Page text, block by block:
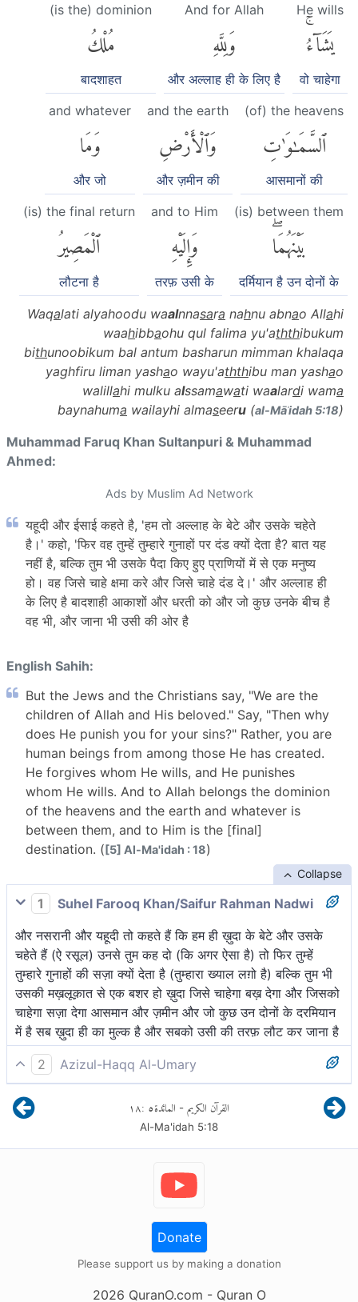
He wills
يَشَآءُۚ
वो चाहेगा
And for Allah
وَلِلَّهِ
और अल्लाह ही के लिए है
(is the) dominion
مُلْكُ
बादशाहत
(of) the heavens
ٱلسَّمَٰوَٰتِ
आसमानों की
and the earth
وَٱلْأَرْضِ
और ज़मीन की
and whatever
وَمَا
और जो
(is) between them
بَيْنَهُمَاۖ
दर्मियान है उन दोनों के
and to Him
وَإِلَيْهِ
तरफ़ उसी के
(is) the final return
ٱلْمَصِيرُ
लौटना है
Waqalati alyahoodu waalnnasara nahnu abnao Allahi
waahibbaohu qul falima yu'aththibukum
bithunoobikum bal antum basharun mimman khalaqa
yaghfiru liman yashao wayu'aththibu man yashao
walillahi mulku alssamawati waalardi wama
baynahuma wailayhi almaseeru (al-Māʾidah 5:18)
Muhammad Faruq Khan Sultanpuri & Muhammad
Ahmed:
Ads by Muslim Ad Network
यहूदी और ईसाई कहते है, 'हम तो अल्लाह के बेटे और उसके चहेते
है।' कहो, 'फिर वह तुम्हें तुम्हारे गुनाहों पर दंड क्यों देता है? बात यह
नहीं है, बल्कि तुम भी उसके पैदा किए हुए प्राणियों में से एक मनुष्य
हो। वह जिसे चाहे क्षमा करे और जिसे चाहे दंड दे।' और अल्लाह ही
के लिए है बादशाही आकाशों और धरती को और जो कुछ उनके बीच है
वह भी, और जाना भी उसी की ओर है
English Sahih:
But the Jews and the Christians say, "We are the
children of Allah and His beloved." Say, "Then why
does He punish you for your sins?" Rather, you are
human beings from among those He has created.
He forgives whom He wills, and He punishes
whom He wills. And to Allah belongs the dominion
of the heavens and the earth and whatever is
between them, and to Him is the [final]
destination. ([5] Al-Ma'idah : 18)
Collapse
1
Suhel Farooq Khan/Saifur Rahman Nadwi
और नसरानी और यहूदी तो कहते हैं कि हम ही ख़ुदा के बेटे और उसके
चहेते हैं (ऐ रसूल) उनसे तुम कह दो (कि अगर ऐसा है) तो फिर तुम्हें
तुम्हारे गुनाहों की सज़ा क्यों देता है (तुम्हारा ख्याल लग़ो है) बल्कि तुम भी
उसकी मख़लूक़ात से एक बशर हो ख़ुदा जिसे चाहेगा बख़ देगा और जिसको
चाहेगा सज़ा देगा आसमान और ज़मीन और जो कुछ उन दोनों के दरमियान
में है सब ख़ुदा ही का मुल्क है और सबको उसी की तरफ़ लौट कर जाना है
2
Azizul-Haqq Al-Umary
तथा यहूदी और ईसाईयों ने कहा कि हम अल्लाह के पुत्र तथा प्रियवर हैं।
आप पूछें कि फिर वह तुम्हें तुम्हारे पापों का दण्ड क्यों देता है? बल्कि तुमभी
वैसे ही मानव पूरुष हो, जैसे दूसरे हैं, जिनकी उत्पत्ति उसने की है। वह
जिसे चाहे, क्षमा कर दे और जिसे चाहे, दण्ड दे तथा आकाश और धरती
तथा जो उन दोनों के बीच है, अल्लाह ही का राज्य (अधिपत्य)[1] है और
القرآن الكريم - المائدة٥:١٨
Al-Ma'idah 5:18
Donate
Please support us by making a donation
2026 QuranO.com - Quran O